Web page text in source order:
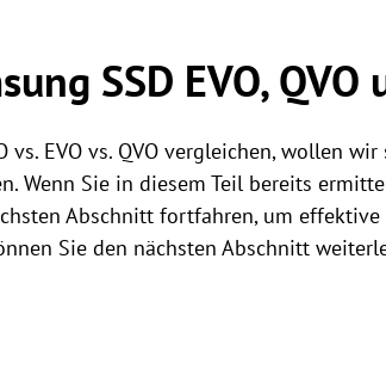
SSD EVO, QVO
vs. EVO vs. QVO vergleichen, wollen
Wenn Sie in diesem Teil bereits
Abschnitt fortfahren, um
Sie den nächsten Abschnitt